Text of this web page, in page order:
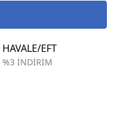
HAVALE/EFT
%3 İNDİRİM